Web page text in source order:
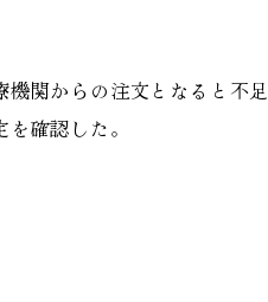
関からの注文となると不
確認した。